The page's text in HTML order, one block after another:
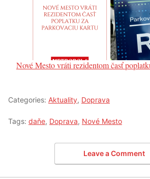
Nové Mesto vráti rezidentom časť
Categories: Aktuality, Doprava
Tags: daňe, Doprava, Nové Mesto
Leave a Comment